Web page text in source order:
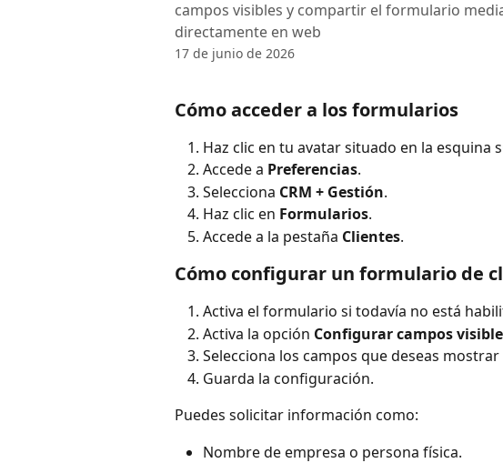
campos visibles y compartir el formulario
directamente en web
17 de junio de 2026
Cómo acceder a los formularios
Haz clic en tu avatar situado en la esquina
Accede a Preferencias.
Selecciona CRM + Gestión.
Haz clic en Formularios.
Accede a la pestaña Clientes.
Cómo configurar un formulario de
Activa el formulario si todavía no está
Activa la opción Configurar campos
Selecciona los campos que deseas
Guarda la configuración.
Puedes solicitar información como:
Nombre de empresa o persona física.